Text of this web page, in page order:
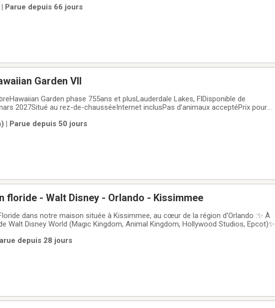
Parue depuis 66 jours
Garden VII
Garden phase 755ans et plusLauderdale Lakes, FlDisponible de
2027Situé au rez-de-chausséeInternet inclusPas d’animaux acceptéPrix pour
| Parue depuis 50 jours
floride - Walt Disney - Orlando - Kissimmee
dans notre maison située à Kissimmee, au cœur de la région d'Orlando :✨ À
Walt Disney World (Magic Kingdom, Animal Kingdom, Hollywood Studios, Epcot)✨
2027 :depuis 28 jours